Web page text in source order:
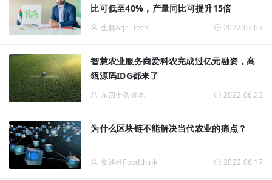
比可低至40%，产量同比可提升15倍
生辉Agri Tech 2022.07.07
智慧农业服务商爱科农完成过亿元融资，高
瓴源码IDG都来了
东四十条资本 2022.06.23
为什么区块链不能解决当代农业的痛点？
食通社Foodthink 2022.06.17